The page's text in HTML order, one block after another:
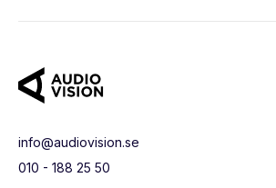
info@audiovision.se
010 - 188 25 50